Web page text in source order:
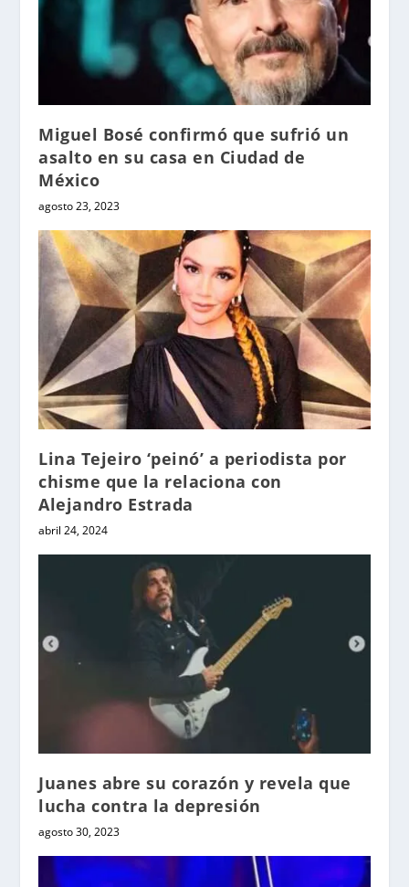
Miguel Bosé confirmó que sufrió un
asalto en su casa en Ciudad de
México
agosto 23, 2023
Lina Tejeiro ‘peinó’ a periodista por
chisme que la relaciona con
Alejandro Estrada
abril 24, 2024
Juanes abre su corazón y revela que
lucha contra la depresión
agosto 30, 2023